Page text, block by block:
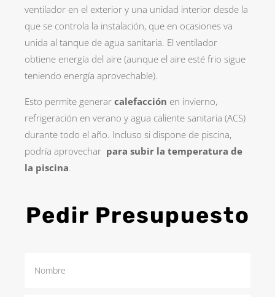
ventilador en el exterior y una unidad interior desde la
que se controla la instalación, que en ocasiones va
unida al tanque de agua sanitaria. El ventilador
obtiene energía del aire (aunque el aire esté frio sigue
teniendo energía aprovechable).
Esto permite generar calefacción en invierno,
refrigeración en verano y agua caliente sanitaria (ACS)
durante todo el año. Incluso si dispone de piscina,
podría aprovechar para subir la temperatura de
la piscina.
Pedir Presupuesto